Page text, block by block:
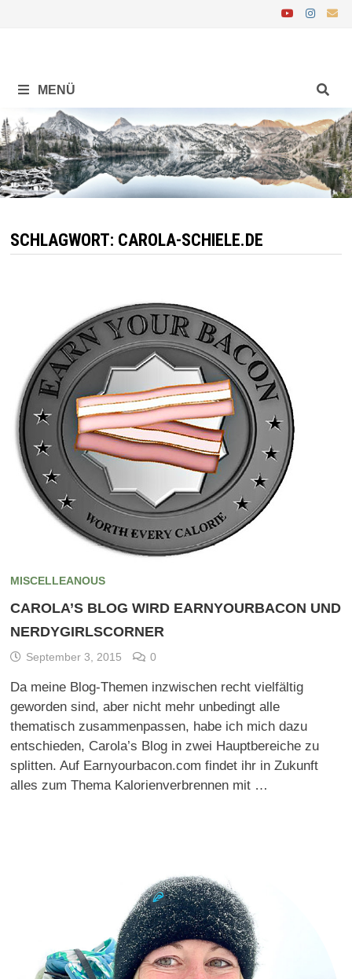
MENÜ
SCHLAGWORT: CAROLA-SCHIELE.DE
MISCELLEANOUS
CAROLA’S BLOG WIRD EARNYOURBACON UND
NERDYGIRLSCORNER
September 3, 2015 0
Da meine Blog-Themen inzwischen recht vielfältig
geworden sind, aber nicht mehr unbedingt alle
thematisch zusammenpassen, habe ich mich dazu
entschieden, Carola’s Blog in zwei Hauptbereiche zu
splitten. Auf Earnyourbacon.com findet ihr in Zukunft
alles zum Thema Kalorienverbrennen mit …